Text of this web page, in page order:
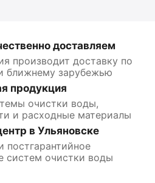
доставляем
производит доставку по
ближнему зарубежью
продукция
очистки воды,
и расходные материалы
в Ульяновске
постгарантийное
систем очистки воды